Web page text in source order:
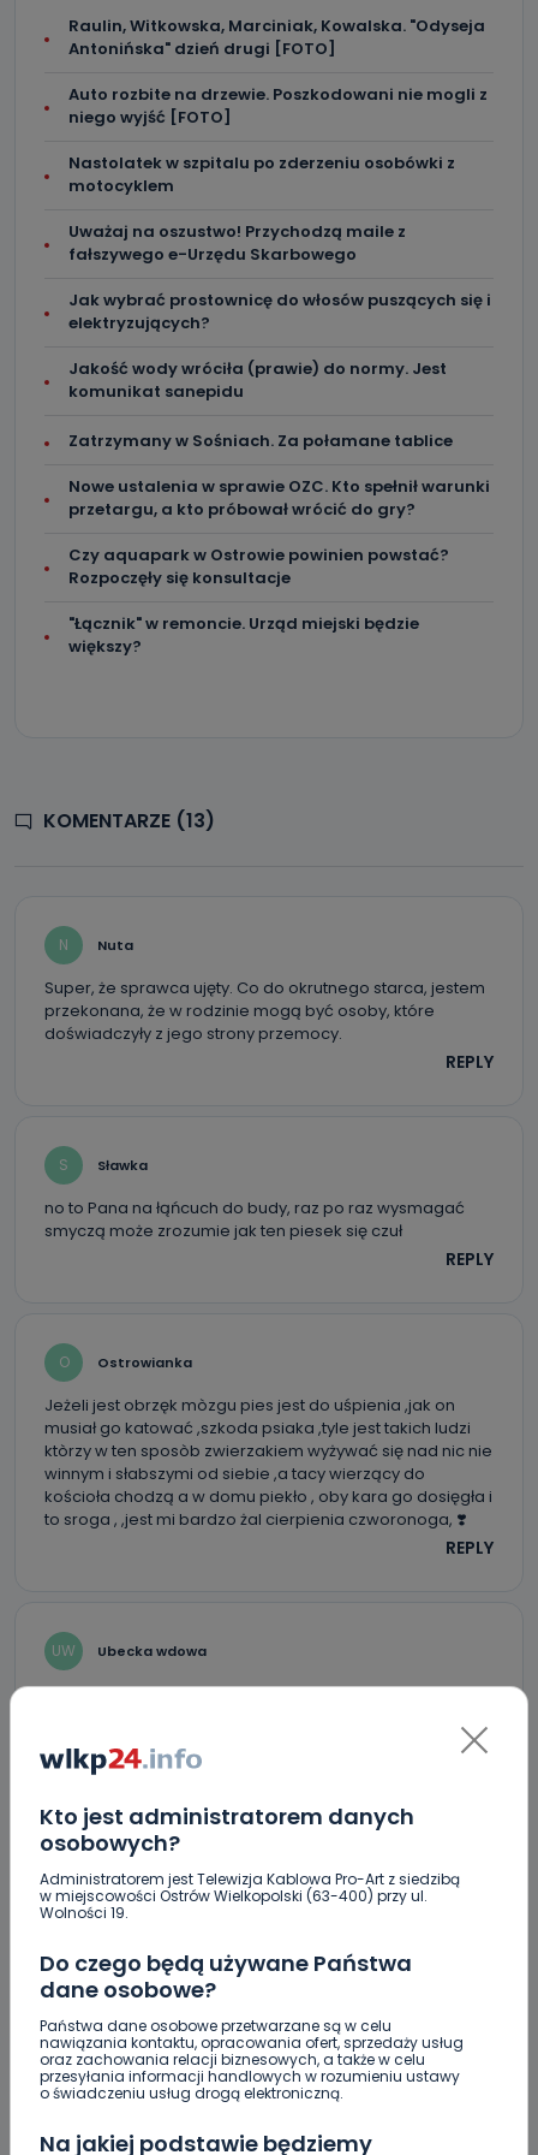
Kto jest administratorem danych
osobowych?
Administratorem jest Telewizja Kablowa Pro-Art z siedzibą
w miejscowości Ostrów Wielkopolski (63-400) przy ul.
Wolności 19.
Do czego będą używane Państwa
dane osobowe?
Państwa dane osobowe przetwarzane są w celu
nawiązania kontaktu, opracowania ofert, sprzedaży usług
oraz zachowania relacji biznesowych, a także w celu
przesyłania informacji handlowych w rozumieniu ustawy
o świadczeniu usług drogą elektroniczną.
Na jakiej podstawie będziemy
Raulin, Witkowska, Marciniak, Kowalska. "Odyseja
Antonińska" dzień drugi [FOTO]
Auto rozbite na drzewie. Poszkodowani nie mogli z
niego wyjść [FOTO]
Nastolatek w szpitalu po zderzeniu osobówki z
motocyklem
Uważaj na oszustwo! Przychodzą maile z
fałszywego e-Urzędu Skarbowego
Jak wybrać prostownicę do włosów puszących się i
elektryzujących?
Jakość wody wróciła (prawie) do normy. Jest
komunikat sanepidu
Zatrzymany w Sośniach. Za połamane tablice
Nowe ustalenia w sprawie OZC. Kto spełnił warunki
przetargu, a kto próbował wrócić do gry?
Czy aquapark w Ostrowie powinien powstać?
Rozpoczęły się konsultacje
"Łącznik" w remoncie. Urząd miejski będzie
większy?
KOMENTARZE (13)
N Nuta
Super, że sprawca ujęty. Co do okrutnego starca, jestem
przekonana, że w rodzinie mogą być osoby, które
doświadczyły z jego strony przemocy.
REPLY
S Sławka
no to Pana na łąńcuch do budy, raz po raz wysmagać
smyczą może zrozumie jak ten piesek się czuł
REPLY
O Ostrowianka
Jeżeli jest obrzęk mòzgu pies jest do uśpienia ,jak on
musiał go katować ,szkoda psiaka ,tyle jest takich ludzi
ktòrzy w ten sposòb zwierzakiem wyżywać się nad nic nie
winnym i słabszymi od siebie ,a tacy wierzący do
kościoła chodzą a w domu piekło , oby kara go dosięgła i
to sroga , ,jest mi bardzo żal cierpienia czworonoga, ❣️
REPLY
UW Ubecka wdowa
Ponad tysiąc lat chrześcijaństwa w Polsce.
REPLY
A Andrzej.
I nie ma się czym chwalić, niestety.
X Xxxx
Cenzor gdzie mój komentarz
REPLY